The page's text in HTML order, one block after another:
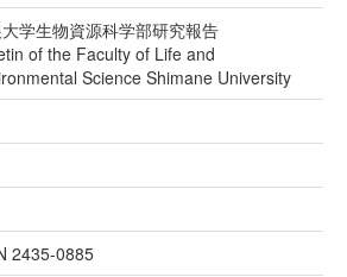
学生物資源科学部研究報告
of the Faculty of Life and
Science Shimane University
2435-0885